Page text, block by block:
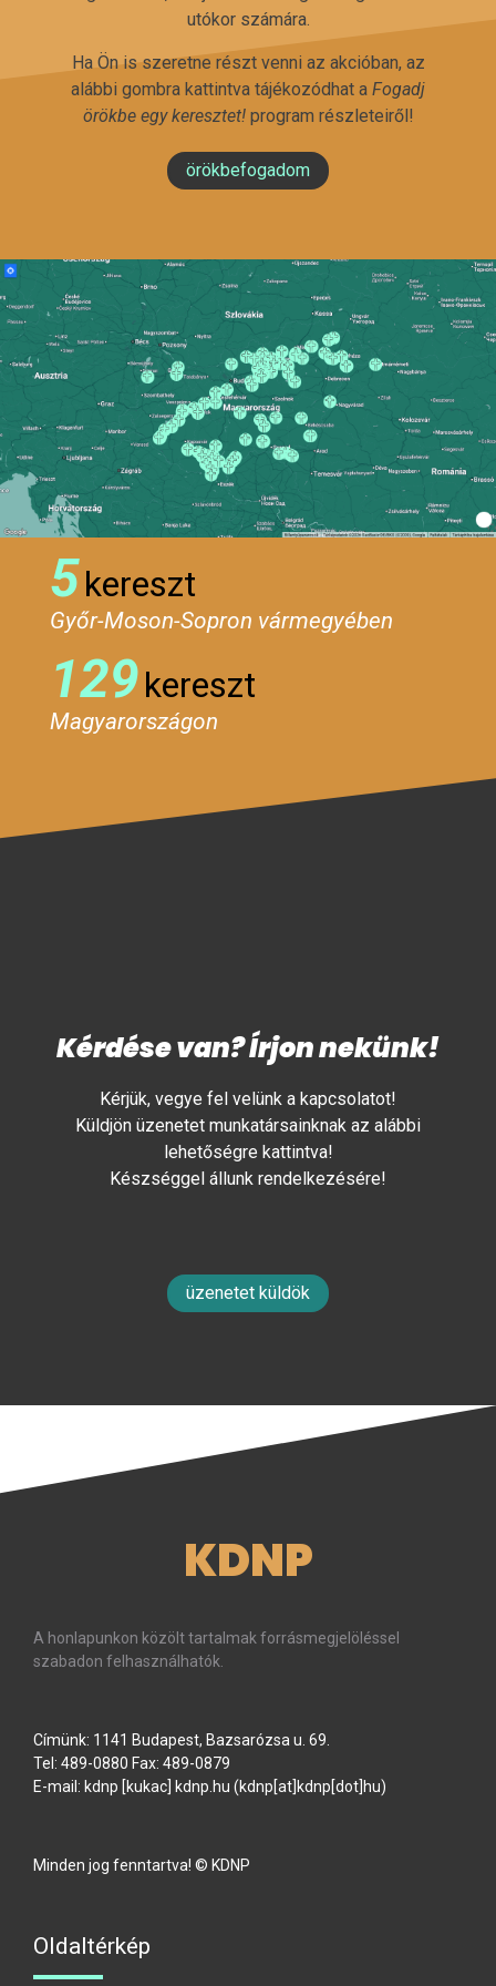
utókor számára.
Ha Ön is szeretne részt venni az akcióban, az
alábbi gombra kattintva tájékozódhat a Fogadj
örökbe egy keresztet!program részleteiről!
örökbefogadom
5kereszt
Győr-Moson-Sopron vármegyében
129kereszt
Magyarországon
Kérdése van? Írjon nekünk!
Kérjük, vegye fel velünk a kapcsolatot!
Küldjön üzenetet munkatársainknak az alábbi
lehetőségre kattintva!
Készséggel állunk rendelkezésére!
üzenetet küldök
KDNP
A honlapunkon közölt tartalmak forrásmegjelöléssel
szabadon felhasználhatók.
Címünk: 1141 Budapest, Bazsarózsa u. 69.
Tel: 489-0880 Fax: 489-0879
E-mail: kdnp [kukac] kdnp.hu (kdnp[at]kdnp[dot]hu)
Minden jog fenntartva! © KDNP
Oldaltérkép